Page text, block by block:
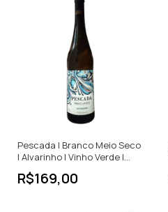
Pescada | Branco Meio Seco
| Alvarinho | Vinho Verde |
R$169,00